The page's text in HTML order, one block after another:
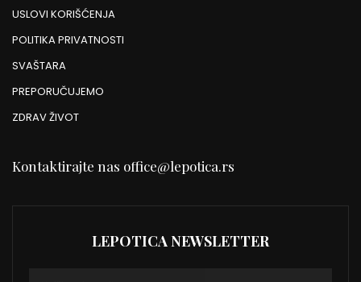
USLOVI KORIŠĆENJA
POLITIKA PRIVATNOSTI
SVAŠTARA
PREPORUČUJEMO
ZDRAV ŽIVOT
Kontaktirajte nas office@lepotica.rs
LEPOTICA NEWSLETTER